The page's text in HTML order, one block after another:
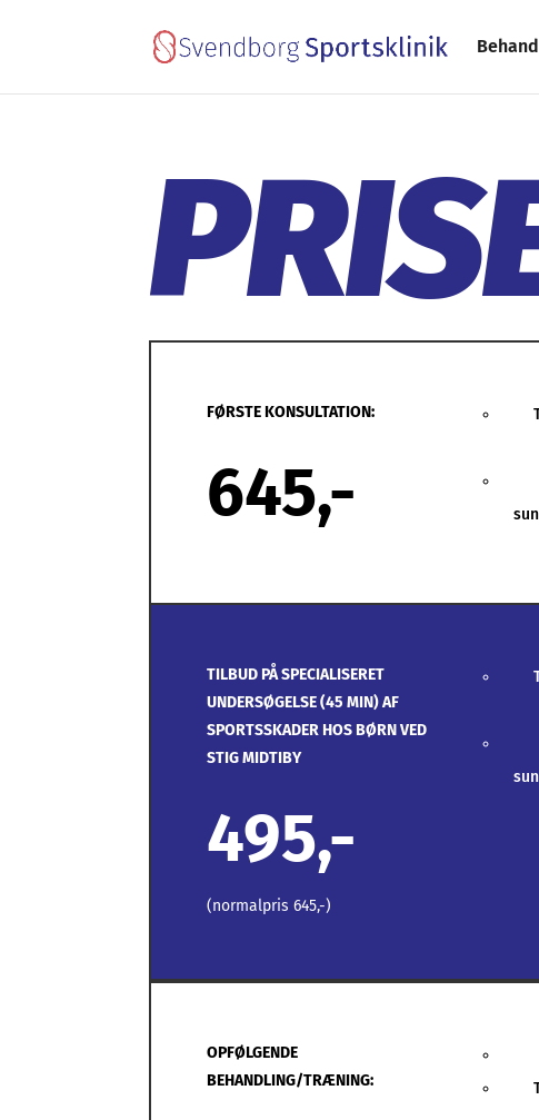
FØRSTE KONSULTATION:
645,-
TILBUD PÅ SPECIALISERET
UNDERSØGELSE (45 MIN) AF
SPORTSSKADER HOS BØRN VED
STIG MIDTIBY
495,-
(normalpris 645,-)
OPFØLGENDE
BEHANDLING/TRÆNING: